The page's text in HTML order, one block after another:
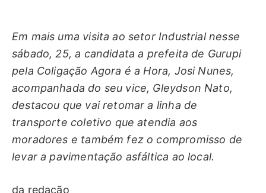
Em mais uma visita ao setor Industrial nesse
sábado, 25, a candidata a prefeita de Gurupi
pela Coligação Agora é a Hora, Josi Nunes,
acompanhada do seu vice, Gleydson Nato,
destacou que vai retomar a linha de
transporte coletivo que atendia aos
moradores e também fez o compromisso de
levar a pavimentação asfáltica ao local.
da redação